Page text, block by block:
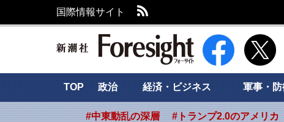
国際情報サイト
新潮社 Foresight フ
TOP 政治 経済・ビジネス 軍事・防
#中東動乱の深層 #トランプ2.0のアメリカ